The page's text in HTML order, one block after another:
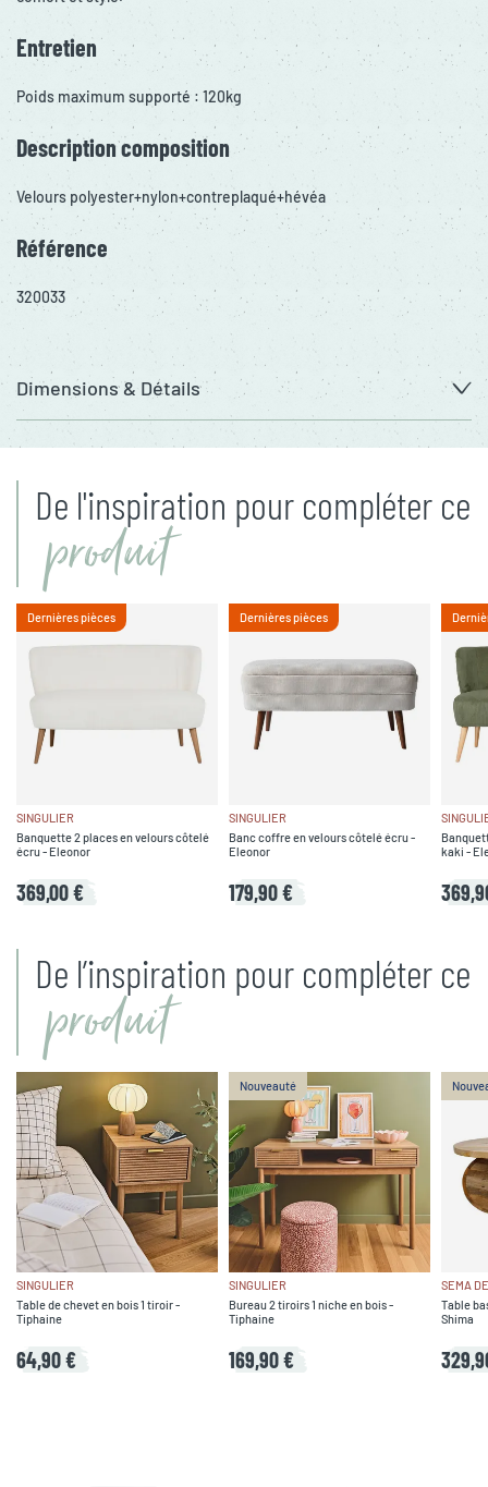
Entretien
Poids maximum supporté : 120kg
Description composition
Velours polyester+nylon+contreplaqué+hévéa
Référence
320033
Dimensions & Détails
De l'inspiration pour compléter ce
produit
Dernières pièces
SINGULIER
Banquette 2 places en velours côtelé
écru - Eleonor
369,00 €
Dernières pièces
SINGULIER
Banc coffre en velours côtelé écru -
Eleonor
179,90 €
kaki -
De l’inspiration pour compléter ce
produit
SINGULIER
Table de chevet en bois 1 tiroir -
Tiphaine
64,90 €
Nouveauté
SINGULIER
Bureau 2 tiroirs 1 niche en bois -
Tiphaine
169,90 €
SEMA
Table
Shima